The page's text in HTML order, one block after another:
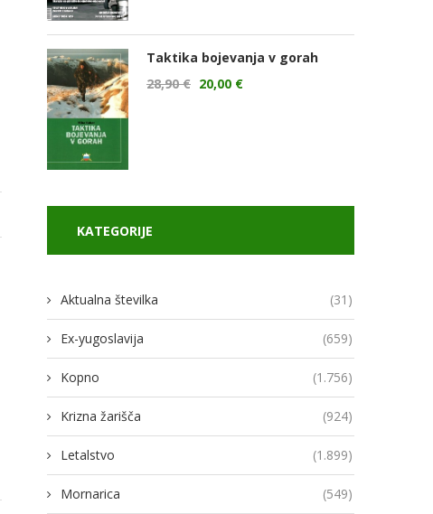
Taktika bojevanja v gorah
28,90€ 20,00 €
KATEGORIJE
Aktualna številka (31)
Ex-yugoslavija (659)
Kopno (1.756)
Krizna žarišča (924)
Letalstvo (1.899)
Mornarica (549)